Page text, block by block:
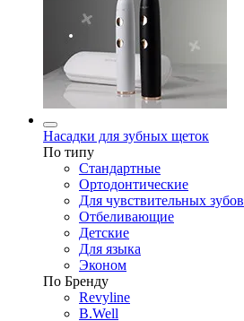
Насадки для зубных щеток
По типу
Стандартные
Ортодонтические
Для чувствительных зубов
Отбеливающие
Детские
Для языка
Эконом
По Бренду
Revyline
B.Well